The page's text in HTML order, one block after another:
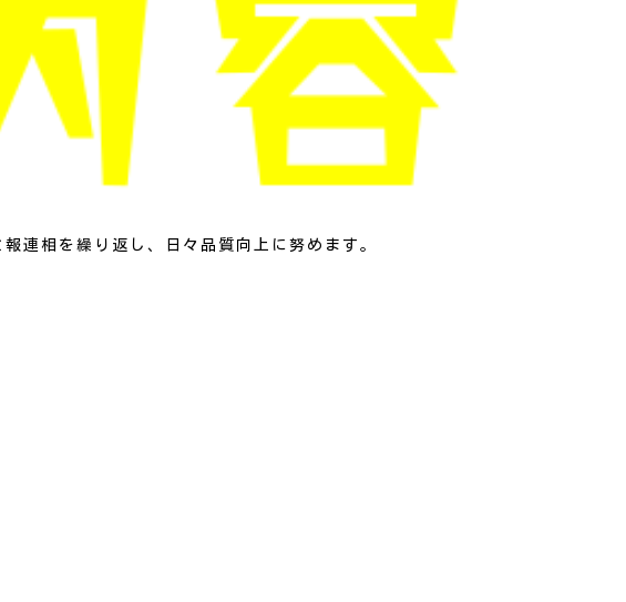
連相を繰り返し、日々品質向上に努めます。